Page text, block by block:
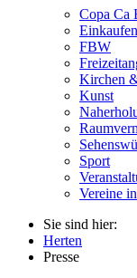
Copa Ca
FBW
Kirchen
Kunst
Sport
Vereine
Sie sind hier:
Herten
Presse